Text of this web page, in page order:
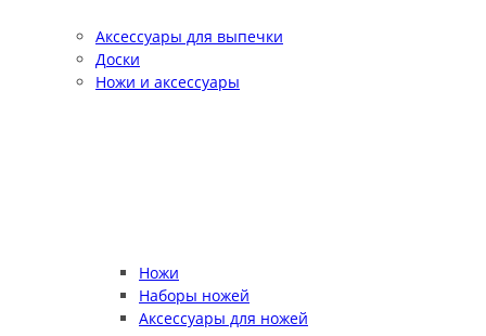
Аксессуары для выпечки
Доски
Ножи и аксессуары
Ножи
Наборы ножей
Аксессуары для ножей